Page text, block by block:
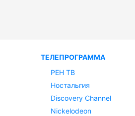
ТЕЛЕПРОГРАММА
РЕН ТВ
Ностальгия
Discovery Channel
Nickelodeon